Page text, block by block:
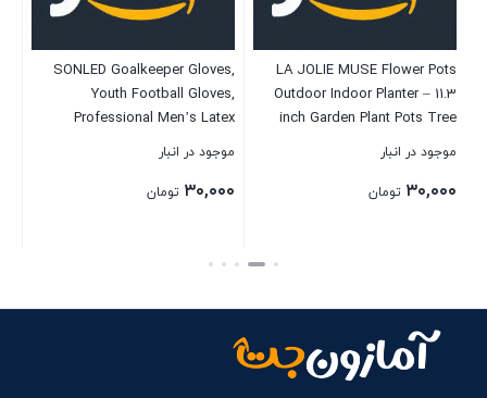
LA JOLIE MUSE Flower Pots
Outdoor Indoor Planter – 11.3
inch Garden Plant Pots Tree
Planter for Patio,
White,Set of 2
موجود در انبار
۳۰,۰۰۰ تومان
SONLED Goalkeeper Gloves,
Youth Football Gloves,
Professional Men’s Latex
Football Goalkeeper Gloves,
Goalkeeper Gloves
موجود در انبار
۳۰,۰۰۰ تومان
بستن